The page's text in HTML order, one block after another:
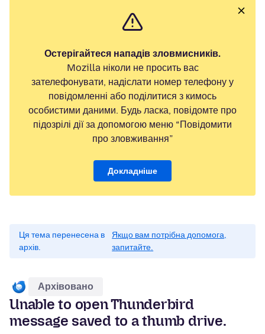
Остерігайтеся нападів зловмисників.
Mozilla ніколи не просить вас
зателефонувати, надіслати номер телефону у
повідомленні або поділитися з кимось
особистими даними. Будь ласка, повідомте про
підозрілі дії за допомогою меню “Повідомити
про зловживання”
Докладніше
Ця тема перенесена в
архів.
Якщо вам потрібна допомога,
запитайте.
Архівовано
Unable to open Thunderbird
message saved to a thumb drive.